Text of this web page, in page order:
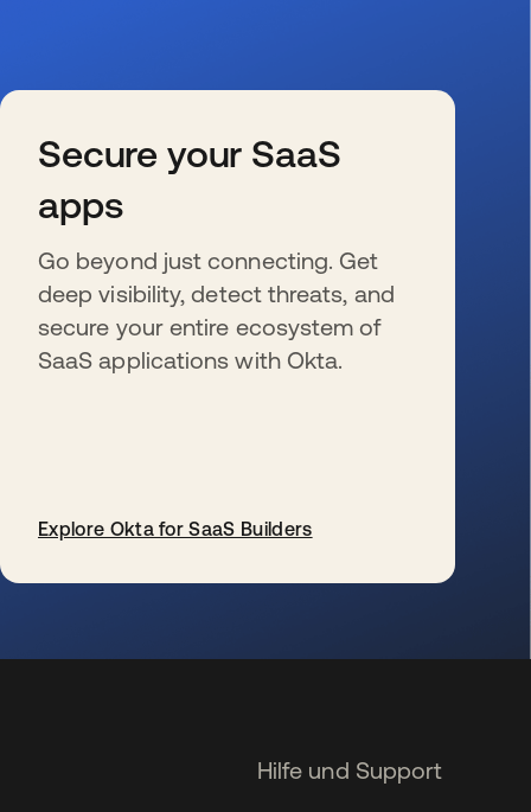
Secure your SaaS
apps
Go beyond just connecting. Get
deep visibility, detect threats, and
secure your entire ecosystem of
SaaS applications with Okta.
Explore Okta for SaaS Builders
Hilfe und Support